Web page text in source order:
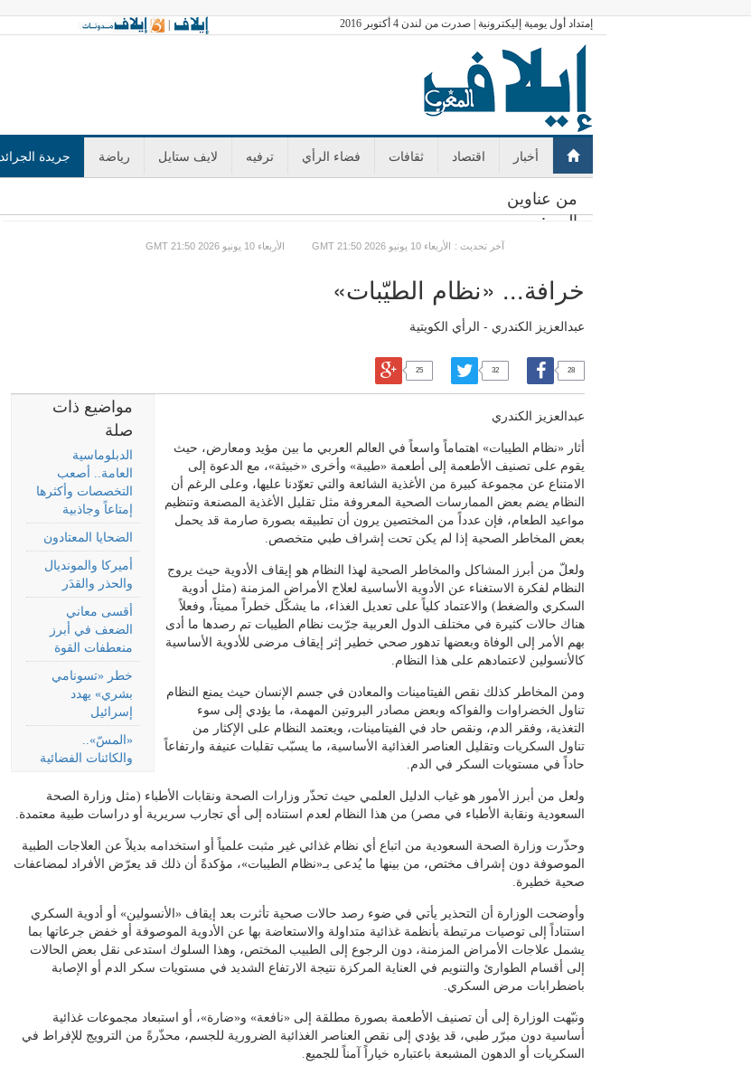
إمتداد أول يومية إليكترونية | صدرت من لندن 4 أكتوبر 2016 |
أخبار اقتصاد ثقافات فضاء الرأي ترفيه لايف ستايل رياضة جريدة الجرائد
من عناوين
اليوم:
GMT الأربعاء 10 يونيو 2026 21:50 GMT الأربعاء 10 يونيو 2026 21:50 : آخر تحديث
خرافة... «نظام الطيّبات»
عبدالعزيز الكندري - الرأي الكويتية
28
32
25
مواضيع ذات
صلة
الدبلوماسية
العامة.. أصعب
التخصصات وأكثرها
إمتاعاً وجاذبية
الضحايا المعتادون
أميركا والمونديال
والحذر والقدَر
أقسى معاني
الضعف في أبرز
منعطفات القوة
خطر «تسونامي
بشري» يهدد
إسرائيل
«المسّ»..
والكائنات الفضائية
عبدالعزيز الكندري
أثار «نظام الطيبات» اهتماماً واسعاً في العالم العربي ما بين مؤيد ومعارض، حيث
يقوم على تصنيف الأطعمة إلى أطعمة «طيبة» وأخرى «خبيثة»، مع الدعوة إلى
الامتناع عن مجموعة كبيرة من الأغذية الشائعة والتي تعوّدنا عليها، وعلى الرغم أن
النظام يضم بعض الممارسات الصحية المعروفة مثل تقليل الأغذية المصنعة وتنظيم
مواعيد الطعام، فإن عدداً من المختصين يرون أن تطبيقه بصورة صارمة قد يحمل
بعض المخاطر الصحية إذا لم يكن تحت إشراف طبي متخصص.
ولعلّ من أبرز المشاكل والمخاطر الصحية لهذا النظام هو إيقاف الأدوية حيث يروج
النظام لفكرة الاستغناء عن الأدوية الأساسية لعلاج الأمراض المزمنة (مثل أدوية
السكري والضغط) والاعتماد كلياً على تعديل الغذاء، ما يشكّل خطراً مميتاً، وفعلاً
هناك حالات كثيرة في مختلف الدول العربية جرّبت نظام الطيبات تم رصدها ما أدى
بهم الأمر إلى الوفاة وبعضها تدهور صحي خطير إثر إيقاف مرضى للأدوية الأساسية
كالأنسولين لاعتمادهم على هذا النظام.
ومن المخاطر كذلك نقص الفيتامينات والمعادن في جسم الإنسان حيث يمنع النظام
تناول الخضراوات والفواكه وبعض مصادر البروتين المهمة، ما يؤدي إلى سوء
التغذية، وفقر الدم، ونقص حاد في الفيتامينات، ويعتمد النظام على الإكثار من
تناول السكريات وتقليل العناصر الغذائية الأساسية، ما يسبّب تقلبات عنيفة وارتفاعاً
حاداً في مستويات السكر في الدم.
ولعل من أبرز الأمور هو غياب الدليل العلمي حيث تحذّر وزارات الصحة ونقابات الأطباء (مثل وزارة الصحة
السعودية ونقابة الأطباء في مصر) من هذا النظام لعدم استناده إلى أي تجارب سريرية أو دراسات طبية معتمدة.
وحذّرت وزارة الصحة السعودية من اتباع أي نظام غذائي غير مثبت علمياً أو استخدامه بديلاً عن العلاجات الطبية
الموصوفة دون إشراف مختص، من بينها ما يُدعى بـ«نظام الطيبات»، مؤكدةً أن ذلك قد يعرّض الأفراد لمضاعفات
صحية خطيرة.
وأوضحت الوزارة أن التحذير يأتي في ضوء رصد حالات صحية تأثرت بعد إيقاف «الأنسولين» أو أدوية السكري
استناداً إلى توصيات مرتبطة بأنظمة غذائية متداولة والاستعاضة بها عن الأدوية الموصوفة أو خفض جرعاتها بما
يشمل علاجات الأمراض المزمنة، دون الرجوع إلى الطبيب المختص، وهذا السلوك استدعى نقل بعض الحالات
إلى أقسام الطوارئ والتنويم في العناية المركزة نتيجة الارتفاع الشديد في مستويات سكر الدم أو الإصابة
باضطرابات مرض السكري.
ونبّهت الوزارة إلى أن تصنيف الأطعمة بصورة مطلقة إلى «نافعة» و«ضارة»، أو استبعاد مجموعات غذائية
أساسية دون مبرّر طبي، قد يؤدي إلى نقص العناصر الغذائية الضرورية للجسم، محذّرةً من الترويج للإفراط في
السكريات أو الدهون المشبعة باعتباره خياراً آمناً للجميع.